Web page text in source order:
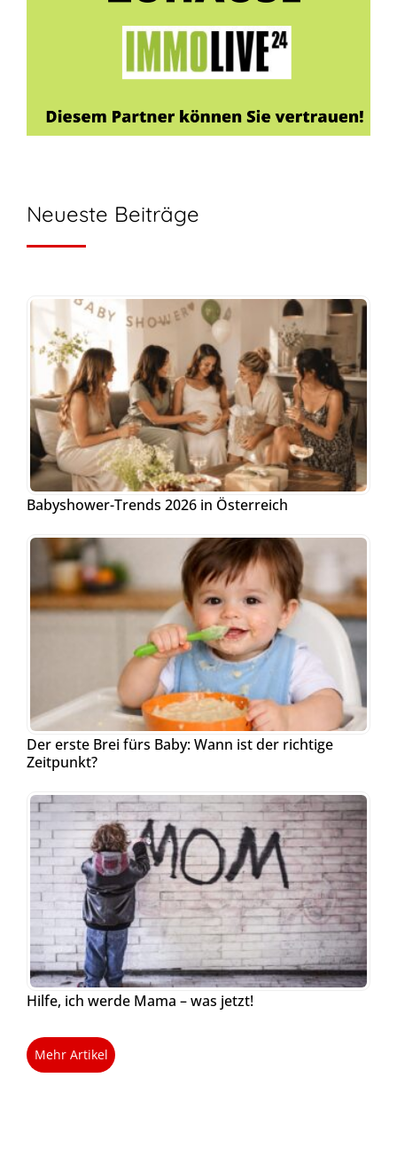
Neueste Beiträge
Babyshower-Trends 2026 in Österreich
Der erste Brei fürs Baby: Wann ist der richtige
Zeitpunkt?
Hilfe, ich werde Mama – was jetzt!
Mehr Artikel